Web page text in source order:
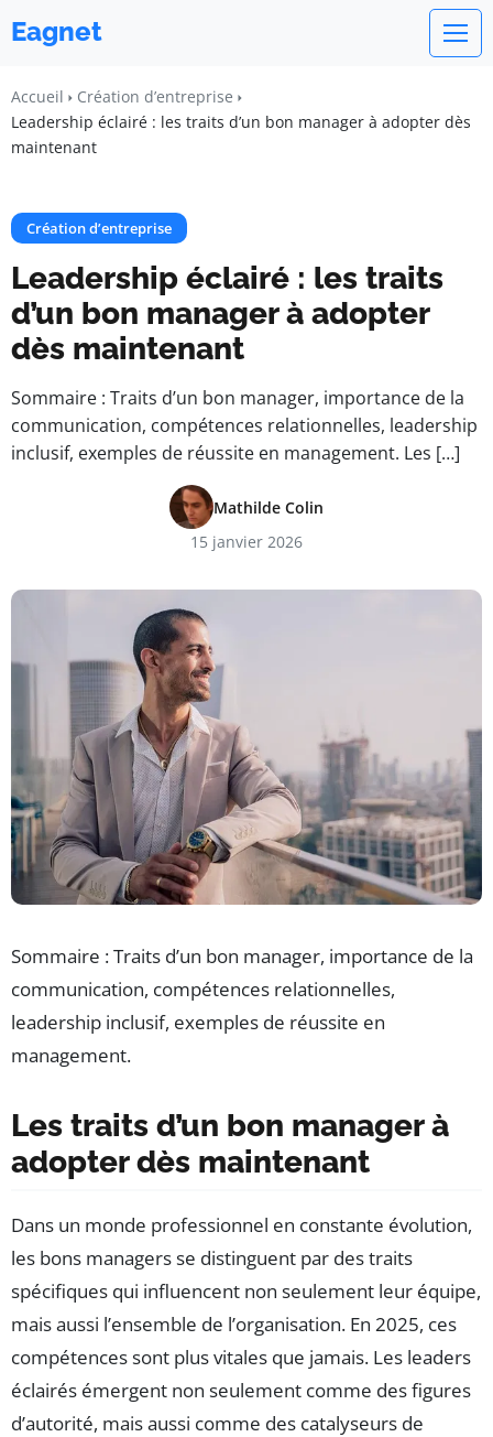
Eagnet
Accueil
Création d’entreprise
Leadership éclairé : les traits d’un bon manager à adopter dès
maintenant
Création d’entreprise
Leadership éclairé : les traits
d’un bon manager à adopter
dès maintenant
Sommaire : Traits d’un bon manager, importance de la
communication, compétences relationnelles, leadership
inclusif, exemples de réussite en management. Les […]
Mathilde Colin
15 janvier 2026
Sommaire : Traits d’un bon manager, importance de la
communication, compétences relationnelles,
leadership inclusif, exemples de réussite en
management.
Les traits d’un bon manager à
adopter dès maintenant
Dans un monde professionnel en constante évolution,
les bons managers se distinguent par des traits
spécifiques qui influencent non seulement leur équipe,
mais aussi l’ensemble de l’organisation. En 2025, ces
compétences sont plus vitales que jamais. Les leaders
éclairés émergent non seulement comme des figures
d’autorité, mais aussi comme des catalyseurs de